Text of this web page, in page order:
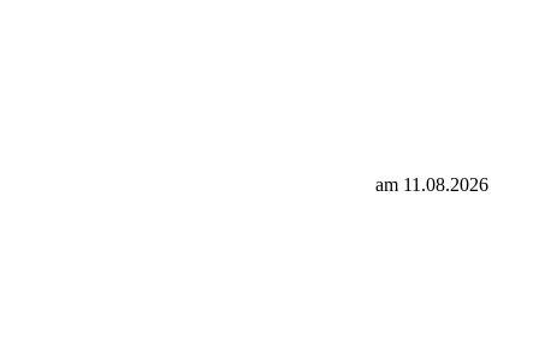
am 11.08.2026